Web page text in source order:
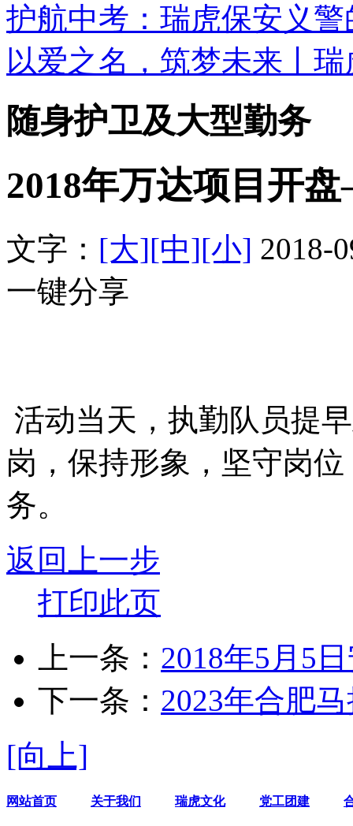
护航中考：瑞虎保安义
以爱之名，筑梦未来丨
随身护卫及大型勤务
2018年万达项目开
文字： [大][中][小] 2018-
一键分享
活动当天，执勤队员提
岗，保持形象，坚守岗
务。
返回上一步
打印此页
上一条： 2018年5月5
下一条： 2023年合肥
[向上]
网站首页 关于我们 瑞虎文化 党工团建